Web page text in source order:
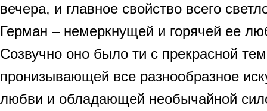
вечера, и главное свойство всего
Герман – немеркнущей и горячей ее
Созвучно оно было ти с прекрасной
пронизывающей все разнообразное
любви и обладающей необычайной